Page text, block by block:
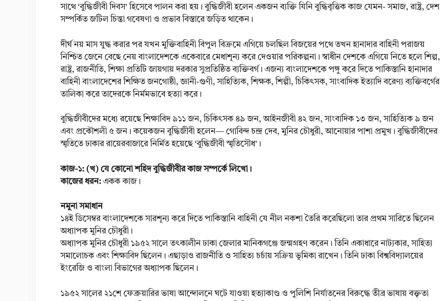
সাথে ‘বুদ্ধিজীবী দিবস’ হিসেবে পালন করা হয়। বুদ্ধিজীবী হলেন একজন ব্যক্তি যিনি বুদ্ধিবৃত্তিক কাজ যেমন- সমাজ, রাষ্ট্র, দেশ
সম্পর্কিত জটিল চিন্তা গবেষণা ও প্রভাব বিস্তারে জড়িত থাকেন।
দীর্ঘ নয় মাস যুদ্ধ করার পর যখন মুক্তিবাহিনী বিপুল বিক্রমে এগিয়ে চলছিল বিজয়ের পথে তখন হানাদার বাহিনী পরাজয়
নিশ্চিত জেনে বেছে নেয় বাংলাদেশকে একেবারে মেধাশূন্য করে দেওয়ার পরিকল্পনা। স্বাধীন দেশকে এগিয়ে নিতে হলে শিল্প,
রাষ্ট্র, রাজনীতি, শিক্ষা প্রতিটি জায়গায় দরকার সুপ্রতিষ্ঠিত ব্যক্তিবর্গ। এজন্য বাংলাদেশকে পঙ্গু করে দিতে পাকিস্তানি হানাদার
বাহিনী বাংলাদেশের শিক্ষিত জনগোষ্ঠী, জ্ঞানী-গুণী, সাহিত্যিক, শিক্ষক, শিল্পী, চিকিৎসক, সাংবাদিক ইত্যাদি বরেণ্য ব্যক্তিবর্গের
তালিকা করে তাদেরকে নির্মমভাবে হত্যা করে।
বুদ্ধিজীবীদের মধ্যে রয়েছে শিক্ষাবিদ ৯১১ জন, চিকিৎসক ৪৯ জন, আইনজীবী ৪২ জন, সাংবাদিক ১৩ জন, সাহিত্যিক ৯ জন
এবং প্রকৌশলী ৫ জন। কয়েকজন বুদ্ধিজীবী হলেন— গোবিন্দ চন্দ্র দেব, মুনির চৌধুরী, আনোয়ার পাশা প্রমুখ। বুদ্ধিজীবীদের
স্মৃতিতে ঢাকার রায়েরবাজারে নির্মিত হয়েছে ‘বুদ্ধিজীবী স্মৃতিসৌধ’।
কাজ-১: (খ) যে কোনো শহিদ বুদ্ধিজীবীর কাজ সম্পর্কে লিখো।
কাজের ধরন: একক কাজ।
নমুনা সমাধান
১৪ই ডিসেম্বর বাংলাদেশকে সারশূন্য করে দিতে পাকিস্তানি বাহিনী যে নীল নকশা তৈরি করেছিলো তার প্রথম সারিতে ছিলেন
অধ্যাপক মুনির চৌধুরী।
অধ্যাপক মুনির চৌধুরী ১৯৫২ সালে তৎকালীন ঢাকা জেলার মানিকগঞ্জে জন্মগ্রহণ করেন। তিনি একাধারে নাট্যকার, সাহিত্য
সমালোচক এবং শিক্ষাবিদ ছিলেন। এছাড়াও রাজনীতি ও সাহিত্য চর্চায় সক্রিয় ভূমিকা রাখেন। তিনি ঢাকা বিশ্ববিদ্যালয়ের
ইংরেজি ও বাংলা বিভাগের অধ্যাপক ছিলেন।
১৯৫২ সালের ২১শে ফেব্রুয়ারির ভাষা আন্দোলনে ঘটে যাওয়া হত্যাকাণ্ড ও পুলিশি নির্যাতনের বিরুদ্ধে তীব্র ভাষায় বক্তৃতা